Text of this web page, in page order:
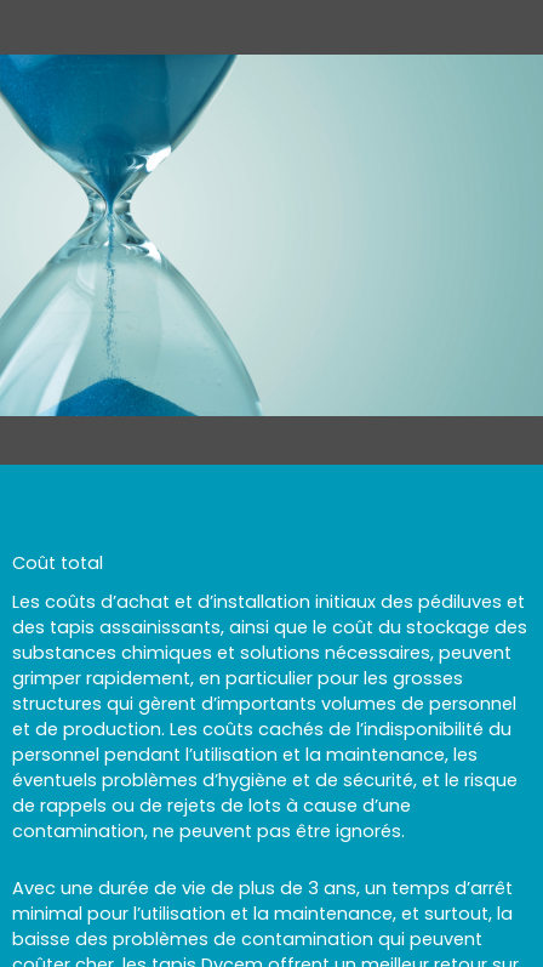
Coût total
Les coûts d’achat et d’installation initiaux des pédiluves et
des tapis assainissants, ainsi que le coût du stockage des
substances chimiques et solutions nécessaires, peuvent
grimper rapidement, en particulier pour les grosses
structures qui gèrent d’importants volumes de personnel
et de production. Les coûts cachés de l’indisponibilité du
personnel pendant l’utilisation et la maintenance, les
éventuels problèmes d’hygiène et de sécurité, et le risque
de rappels ou de rejets de lots à cause d’une
contamination, ne peuvent pas être ignorés.
Avec une durée de vie de plus de 3 ans, un temps d’arrêt
minimal pour l’utilisation et la maintenance, et surtout, la
baisse des problèmes de contamination qui peuvent